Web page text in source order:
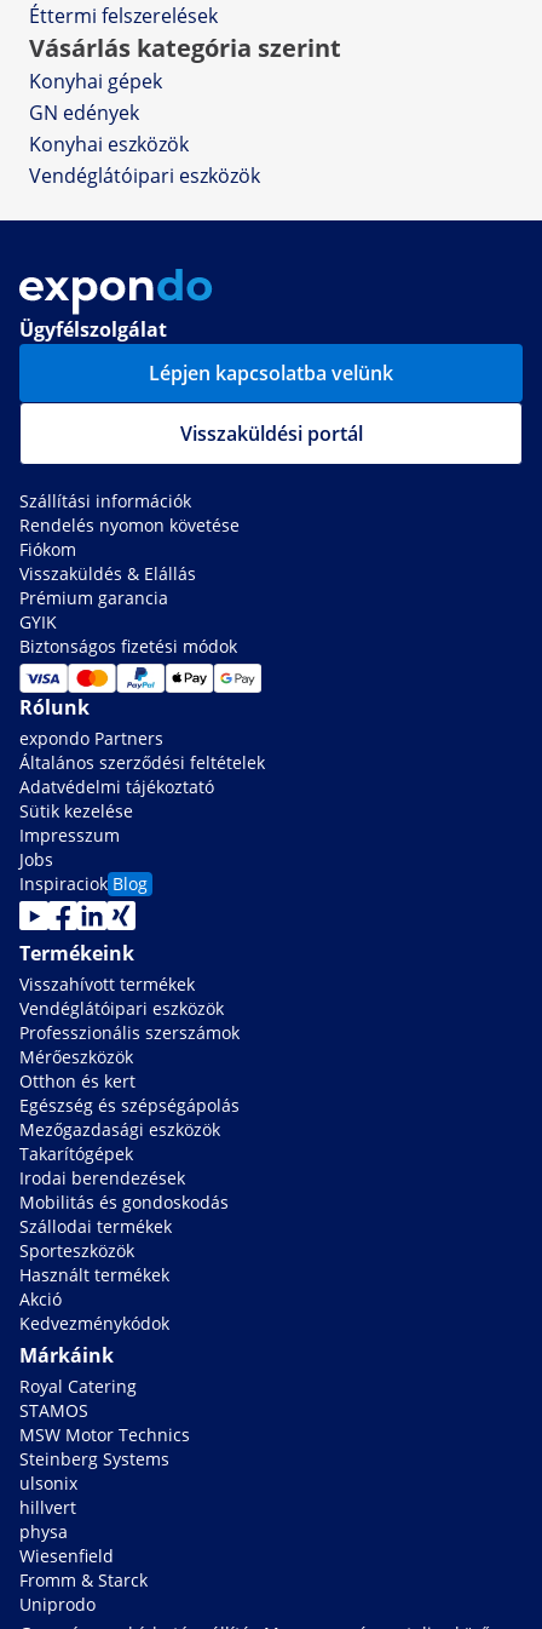
Éttermi felszerelések
Vásárlás kategória szerint
Konyhai gépek
GN edények
Konyhai eszközök
Vendéglátóipari eszközök
Ügyfélszolgálat
Lépjen kapcsolatba velünk
Visszaküldési portál
Szállítási információk
Rendelés nyomon követése
Fiókom
Visszaküldés & Elállás
Prémium garancia
GYIK
Biztonságos fizetési módok
Rólunk
expondo Partners
Általános szerződési feltételek
Adatvédelmi tájékoztató
Sütik kezelése
Impresszum
Jobs
Inspiraciok Blog
Termékeink
Visszahívott termékek
Vendéglátóipari eszközök
Professzionális szerszámok
Mérőeszközök
Otthon és kert
Egészség és szépségápolás
Mezőgazdasági eszközök
Takarítógépek
Irodai berendezések
Mobilitás és gondoskodás
Szállodai termékek
Sporteszközök
Használt termékek
Akció
Kedvezménykódok
Márkáink
Royal Catering
STAMOS
MSW Motor Technics
Steinberg Systems
ulsonix
hillvert
physa
Wiesenfield
Fromm & Starck
Uniprodo